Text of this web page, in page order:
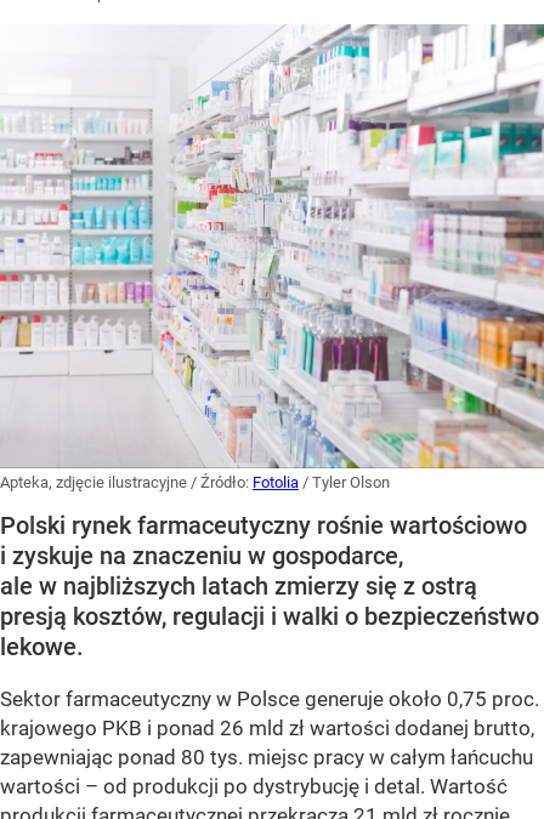
Apteka, zdjęcie ilustracyjne / Źródło: Fotolia / Tyler Olson
Polski rynek farmaceutyczny rośnie wartościowo
i zyskuje na znaczeniu w gospodarce,
ale w najbliższych latach zmierzy się z ostrą
presją kosztów, regulacji i walki o bezpieczeństwo
lekowe.
Sektor farmaceutyczny w Polsce generuje około 0,75 proc.
krajowego PKB i ponad 26 mld zł wartości dodanej brutto,
zapewniając ponad 80 tys. miejsc pracy w całym łańcuchu
wartości – od produkcji po dystrybucję i detal. Wartość